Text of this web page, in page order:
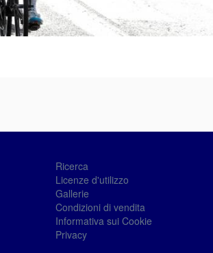
Ricerca
Licenze d'utilizzo
Gallerie
Condizioni di vendita
Informativa sui Cookie
Privacy